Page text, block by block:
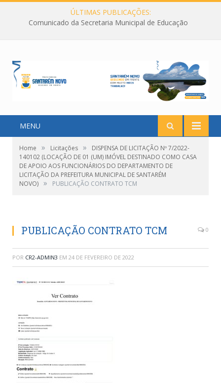
ÚLTIMAS PUBLICAÇÕES:
Comunicado da Secretaria Municipal de Educação
MENU
Home » Licitações »
DISPENSA DE LICITAÇÃO Nº 7/2022-
140102 (LOCAÇÃO DE 01 (UM) IMÓVEL DESTINADO COMO CASA
DE APOIO AOS FUNCIONÁRIOS DO DEPARTAMENTO DE
LICITAÇÃO DA PREFEITURA MUNICIPAL DE SANTARÉM
NOVO) » PUBLICAÇÃO CONTRATO TCM
PUBLICAÇÃO CONTRATO TCM 0
POR CR2-ADMIN3 EM 24 DE FEVEREIRO DE 2022